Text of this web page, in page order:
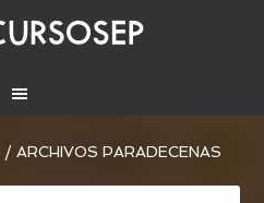
/ ARCHIVOS PARADECENAS